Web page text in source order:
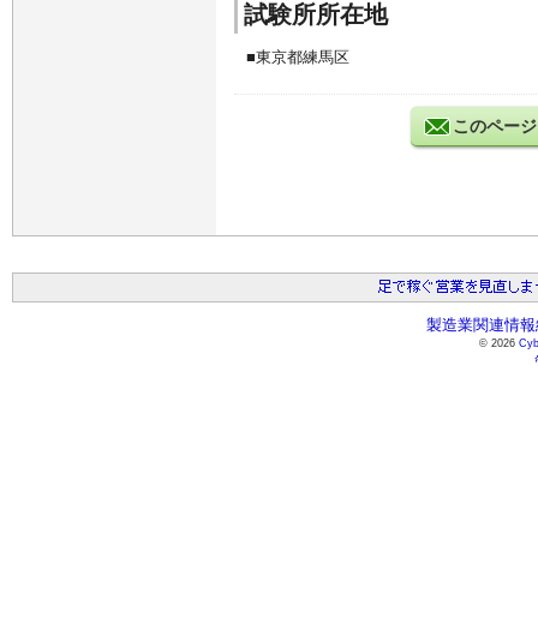
試験所所在地
東京都練馬区
このペー
製造業関連情
© 2026